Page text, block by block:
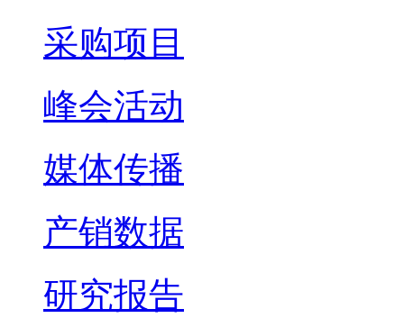
采购项目
峰会活动
媒体传播
产销数据
研究报告